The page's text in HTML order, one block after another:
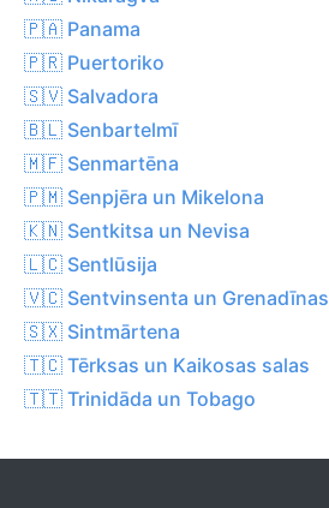
🇵🇦 Panama
🇵🇷 Puertoriko
🇸🇻 Salvadora
🇧🇱 Senbartelmī
🇲🇫 Senmartēna
🇵🇲 Senpjēra un Mikelona
🇰🇳 Sentkitsa un Nevisa
🇱🇨 Sentlūsija
🇻🇨 Sentvinsenta un Grenadīnas
🇸🇽 Sintmārtena
🇹🇨 Tērksas un Kaikosas salas
🇹🇹 Trinidāda un Tobago